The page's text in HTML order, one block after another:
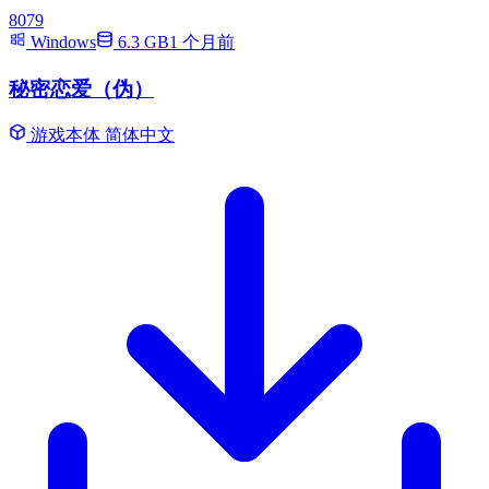
8079
Windows
6.3 GB1 个月前
秘密恋爱（伪）
游戏本体 简体中文